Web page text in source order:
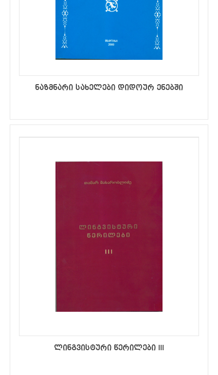
ნაზმნარი სახელები დიდოურ ენებში
ლინგვისტური წერილები III